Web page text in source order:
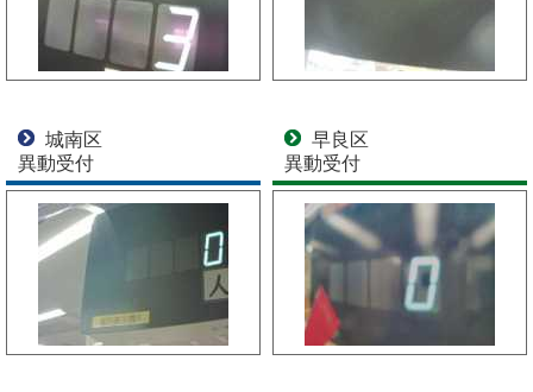
城南区
異動受付
早良区
異動受付